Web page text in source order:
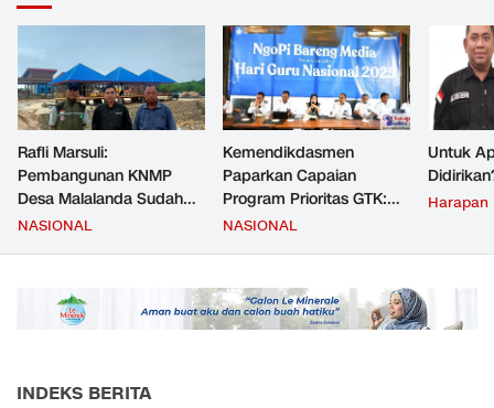
Rafli Marsuli:
Pembangunan KNMP
Desa Malalanda Sudah
Mencapai 69 Persen dan
JMD dan JMF
NASIONAL
Kemendikdasmen
Paparkan Capaian
Program Prioritas GTK:
Kompetensi Meningkat,
NASIONAL
Untuk
Harapan
INDEKS BERITA